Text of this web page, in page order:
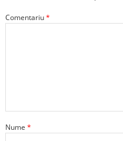
Comentariu*
Nume *